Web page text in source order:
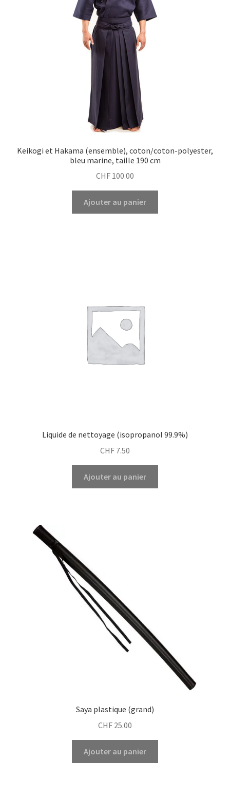
Keikogi et Hakama (ensemble), coton/coton-polyester,
bleu marine, taille 190 cm
CHF 100.00
Ajouter au panier
Liquide de nettoyage (isopropanol 99.9%)
CHF 7.50
Ajouter au panier
Saya plastique (grand)
CHF 25.00
Ajouter au panier